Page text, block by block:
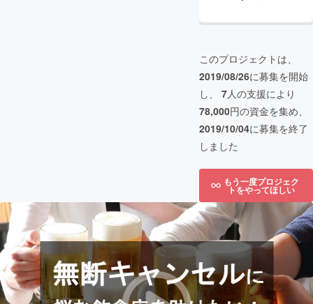
このプロジェクトは、
2019/08/26に募集を開始
し、 7人の支援により
78,000円の資金を集め、
2019/10/04に募集を終了
しました
もう一度プロジェク
トをやってほしい